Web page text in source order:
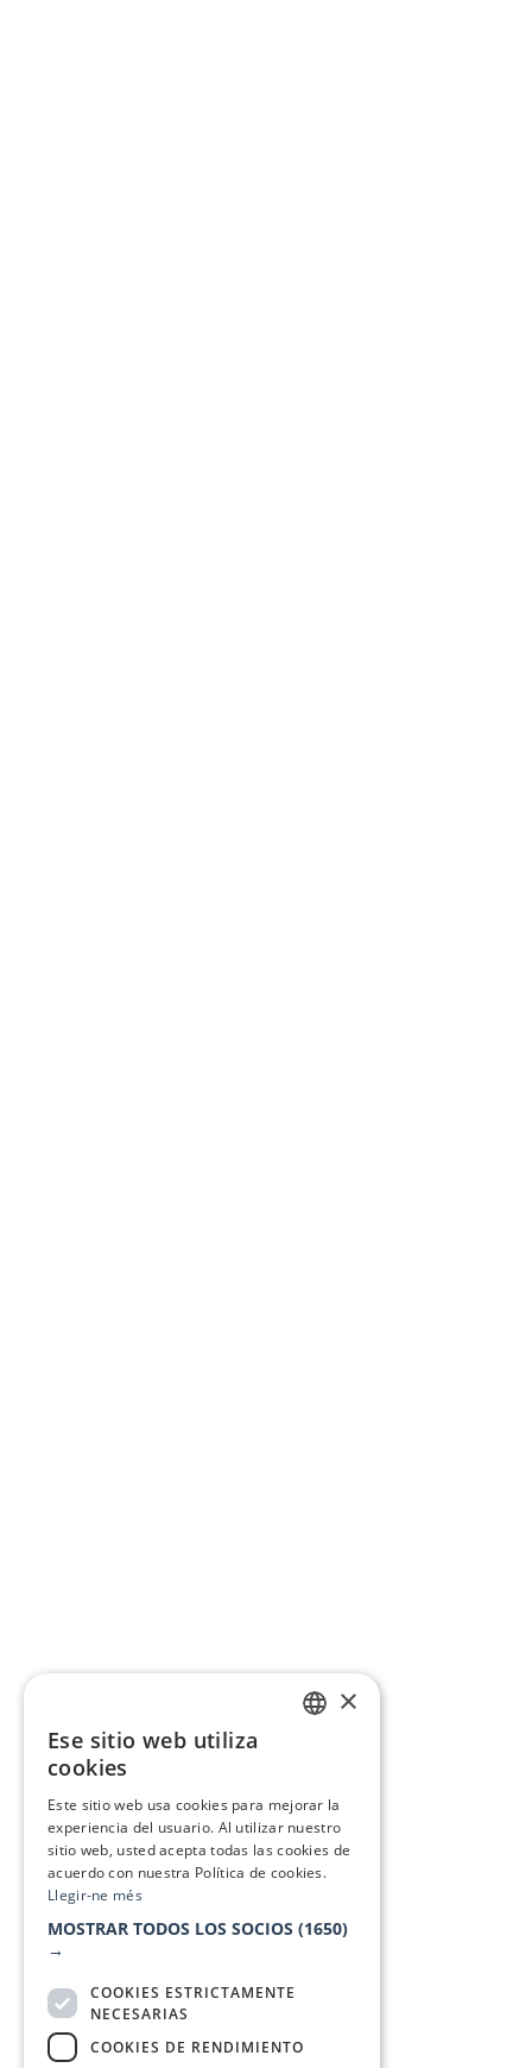
×
Ese sitio web utiliza
cookies
Este sitio web usa cookies para mejorar la
experiencia del usuario. Al utilizar nuestro
sitio web, usted acepta todas las cookies de
acuerdo con nuestra Política de cookies.
Llegir-ne més
MOSTRAR TODOS LOS SOCIOS (1650)
→
COOKIES ESTRICTAMENTE
NECESARIAS
COOKIES DE RENDIMIENTO